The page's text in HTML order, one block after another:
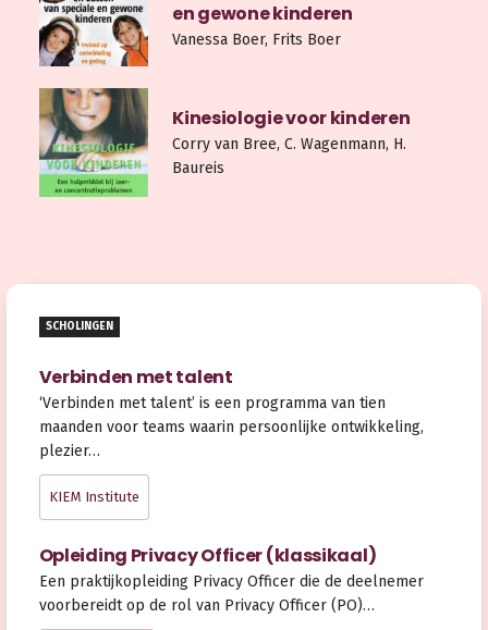
en gewone kinderen
Vanessa Boer, Frits Boer
Kinesiologie voor kinderen
Corry van Bree, C. Wagenmann, H.
Baureis
SCHOLINGEN
Verbinden met talent
‘Verbinden met talent’ is een programma van tien
maanden voor teams waarin persoonlijke ontwikkeling,
plezier…
KIEM Institute
Opleiding Privacy Officer (klassikaal)
Een praktijkopleiding Privacy Officer die de deelnemer
voorbereidt op de rol van Privacy Officer (PO)…